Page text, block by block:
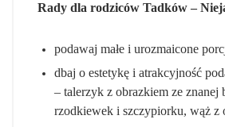
Rady dla rodziców Tadków –
podawaj małe i urozmaicone
dbaj o estetykę i atrakcyjność
– talerzyk z obrazkiem ze znanej
rzodkiewek i szczypiorku, wąż z